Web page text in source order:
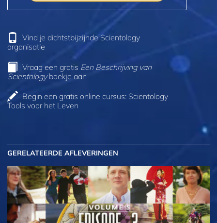
Vind je dichtstbijzijnde Scientology
organisatie
Vraag een gratis Een Beschrijving van
Scientologyboekje aan
Begin een gratis online cursus: Scientology
Tools voor het Leven
GERELATEERDE AFLEVERINGEN